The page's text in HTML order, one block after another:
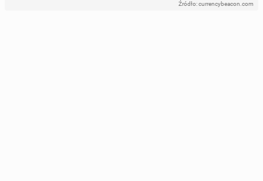
Źródło: currencybeacon.com